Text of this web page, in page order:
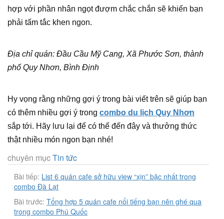
hợp với phần nhân ngọt đượm chắc chắn sẽ khiến bạn
phải tấm tắc khen ngon.
Địa chỉ quán: Đầu Cầu Mỹ Cang, Xã Phước Sơn, thành
phố Quy Nhơn, Bình Định
Hy vọng rằng những gợi ý trong bài viết trên sẽ giúp bạn
có thêm nhiều gợi ý trong combo du lịch Quy Nhơn
sắp tới. Hãy lưu lại để có thể đến đây và thưởng thức
thật nhiều món ngon bạn nhé!
chuyên mụcTin tức
Bài tiếp: List 6 quán cafe sở hữu view “xịn” bậc nhất trong
combo Đà Lạt
Bài trước: Tổng hợp 5 quán cafe nổi tiếng bạn nên ghé qua
trong combo Phú Quốc